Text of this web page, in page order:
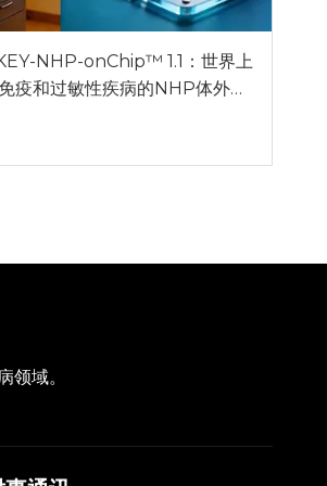
NHP-onChip™ 1.1：世界上
疫和过敏性疾病的NHP体外模
领域。